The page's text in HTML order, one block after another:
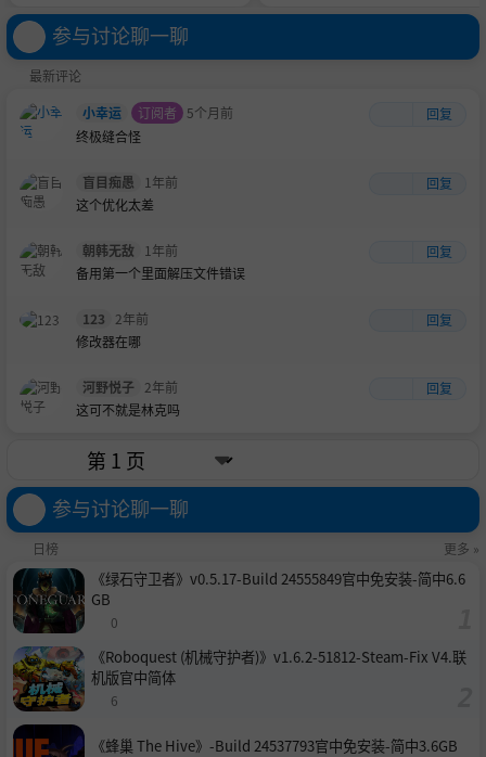
参与讨论聊一聊
最新评论
小幸运
订阅者 5个月前
回复
终极缝合怪
盲目痴愚 1年前
回复
这个优化太差
朝韩无敌 1年前
回复
备用第一个里面解压文件错误
123 2年前
回复
修改器在哪
河野悦子 2年前
回复
这可不就是林克吗
参与讨论聊一聊
日榜 更多 »
《绿石守卫者》v0.5.17-Build 24555849官中免安装-简中6.6
GB
0
《Roboquest (机械守护者)》v1.6.2-51812-Steam-Fix V4.联
机版官中简体
6
《蜂巢 The Hive》-Build 24537793官中免安装-简中3.6GB